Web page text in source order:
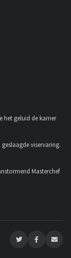
het geluid de kamer
viservaring.
Masterchef